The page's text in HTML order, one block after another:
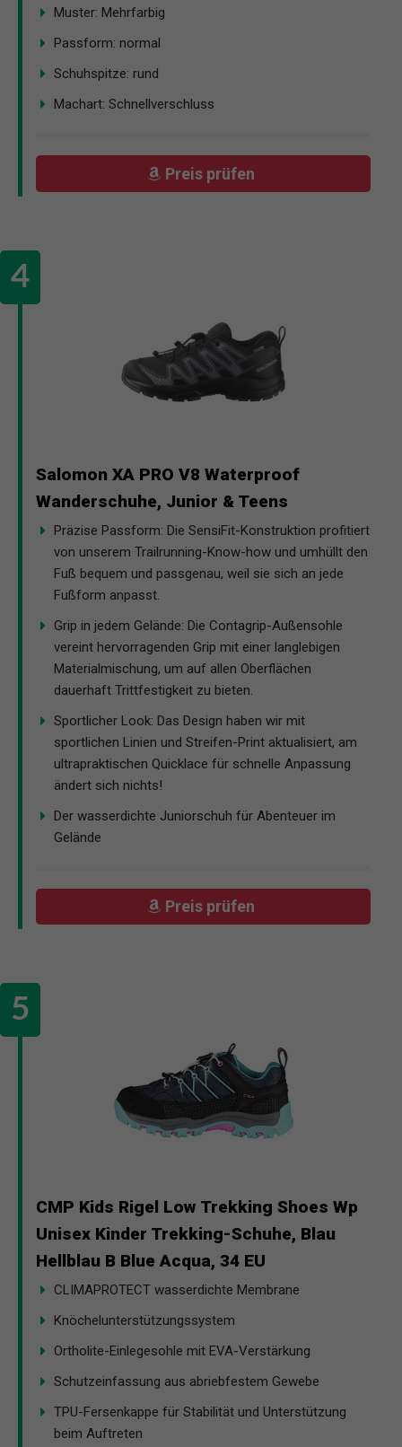
Muster: Mehrfarbig
Passform: normal
Schuhspitze: rund
Machart: Schnellverschluss
Preis prüfen
Salomon XA PRO V8 Waterproof
Wanderschuhe, Junior & Teens
Präzise Passform: Die SensiFit-Konstruktion profitiert
von unserem Trailrunning-Know-how und umhüllt den
Fuß bequem und passgenau, weil sie sich an jede
Fußform anpasst.
Grip in jedem Gelände: Die Contagrip-Außensohle
vereint hervorragenden Grip mit einer langlebigen
Materialmischung, um auf allen Oberflächen
dauerhaft Trittfestigkeit zu bieten.
Sportlicher Look: Das Design haben wir mit
sportlichen Linien und Streifen-Print aktualisiert, am
ultrapraktischen Quicklace für schnelle Anpassung
ändert sich nichts!
Der wasserdichte Juniorschuh für Abenteuer im
Gelände
Preis prüfen
CMP Kids Rigel Low Trekking Shoes Wp
Unisex Kinder Trekking-Schuhe, Blau
Hellblau B Blue Acqua, 34 EU
CLIMAPROTECT wasserdichte Membrane
Knöchelunterstützungssystem
Ortholite-Einlegesohle mit EVA-Verstärkung
Schutzeinfassung aus abriebfestem Gewebe
TPU-Fersenkappe für Stabilität und Unterstützung
beim Auftreten